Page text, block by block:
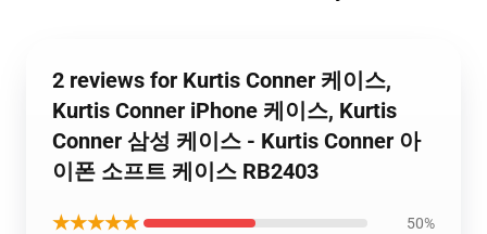
2 reviews for Kurtis Conner 케이스,
Kurtis Conner iPhone 케이스, Kurtis
Conner 삼성 케이스 - Kurtis Conner 아
이폰 소프트 케이스 RB2403
★★★★★ 50%